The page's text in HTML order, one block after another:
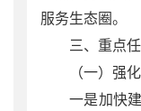
服务生态圈。
三、重点
（一）强
一是加快